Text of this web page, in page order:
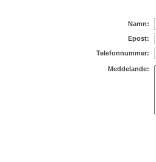
Namn:
Epost:
Telefonnummer:
Meddelande: